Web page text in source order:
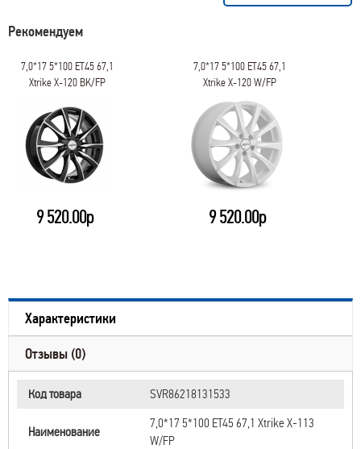
Рекомендуем
7,0*17 5*100 ET45 67,1
Xtrike X-120 BK/FP
9 520.00р
7,0*17 5*100 ET45 67,1
Xtrike X-120 W/FP
9 520.00р
Характеристики
Отзывы (0)
Код товара SVR86218131533
Наименование
7,0*17 5*100 ET45 67,1 Xtrike X-113
W/FP